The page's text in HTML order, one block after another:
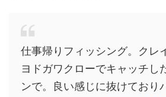
仕事帰りフィッシング。クレ
ヨドガワクローでキャッチし
ンで。良い感じに抜けており